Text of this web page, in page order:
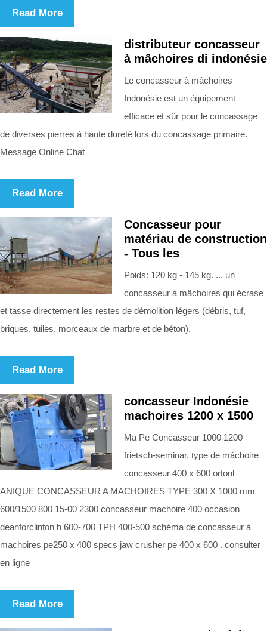
Read More
distributeur concasseur
à mâchoires di indonésie
Le concasseur à mâchoires
Indonésie est un équipement
efficace et sûr pour le concassage
de diverses pierres à haute dureté lors du concassage primaire.
Message Online Chat
Read More
Concasseur pour
matériau de construction
- Tous les
Poids: 120 kg - 145 kg. ... un
concasseur à mâchoires qui écrase
et tasse directement les restes de démolition légers (débris, tuf,
briques, tuiles, morceaux de marbre et de béton).
Read More
concasseur Indonésie
machoires 1200 x 1500
Ma Pe Concasseur 1000 1200
frietsch-seminar. type de mâchoire
concasseur 400 x 600 ortonl
ANIQUE CONCASSEUR A MACHOIRES TYPE 300 X 1000 mm
600/1500 800 15-00 2300 concasseur machoire 400 occasion
deanforclinton h 600-700 TPH 400-500 schéma de concasseur à
machoires pe250 x 400 specs jaw crusher pe 400 x 600 . consulter
en ligne
Read More